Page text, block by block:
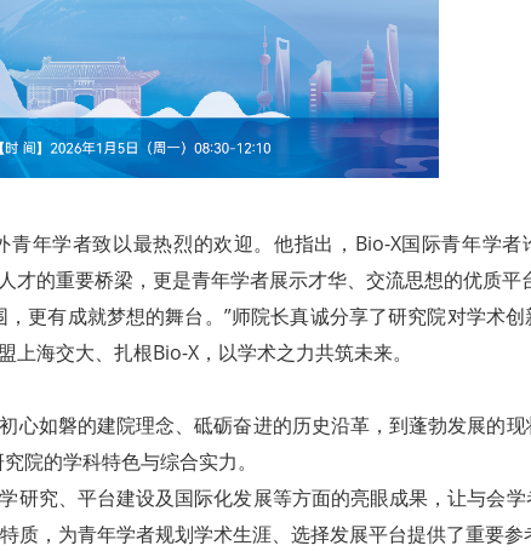
年学者致以最热烈的欢迎。他指出，Bio-X国际青年学者
的重要桥梁，更是青年学者展示才华、交流思想的优质平
更有成就梦想的舞台。”师院长真诚分享了研究院对学术
海交大、扎根Bio-X，以学术之力共筑未来。
心如磐的建院理念、砥砺奋进的历史沿革，到蓬勃发展的
院的学科特色与综合实力。
研究、平台建设及国际化发展等方面的亮眼成果，让与会
质，为青年学者规划学术生涯、选择发展平台提供了重要参